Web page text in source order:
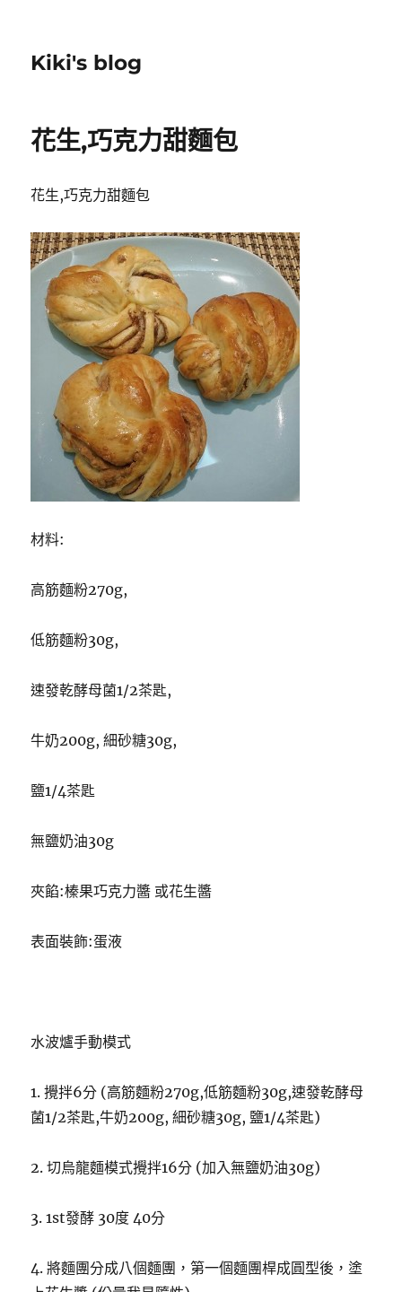
Kiki's blog
花生,巧克力甜麵包
花生,巧克力甜麵包
材料:
高筋麵粉270g,
低筋麵粉30g,
速發乾酵母菌1/2茶匙,
牛奶200g, 細砂糖30g,
鹽1/4茶匙
無鹽奶油30g
夾餡:榛果巧克力醬 或花生醬
表面裝飾:蛋液
水波爐手動模式
1. 攪拌6分 (高筋麵粉270g,低筋麵粉30g,速發乾酵母
菌1/2茶匙,牛奶200g, 細砂糖30g, 鹽1/4茶匙)
2. 切烏龍麵模式攪拌16分 (加入無鹽奶油30g)
3. 1st發酵 30度 40分
4. 將麵團分成八個麵團，第一個麵團桿成圓型後，塗